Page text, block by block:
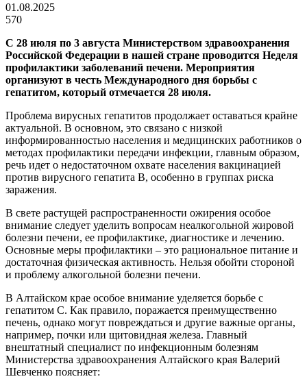
01.08.2025
570
С 28 июля по 3 августа Министерством здравоохранения
Российской Федерации в нашей стране проводится Неделя
профилактики заболеваний печени. Мероприятия
организуют в честь Международного дня борьбы с
гепатитом, который отмечается 28 июля.
Проблема вирусных гепатитов продолжает оставаться крайне
актуальной. В основном, это связано с низкой
информированностью населения и медицинских работников о
методах профилактики передачи инфекции, главным образом,
речь идет о недостаточном охвате населения вакцинацией
против вирусного гепатита В, особенно в группах риска
заражения.
В свете растущей распространенности ожирения особое
внимание следует уделить вопросам неалкогольной жировой
болезни печени, ее профилактике, диагностике и лечению.
Основные меры профилактики – это рациональное питание и
достаточная физическая активность. Нельзя обойти стороной
и проблему алкогольной болезни печени.
В Алтайском крае особое внимание уделяется борьбе с
гепатитом С. Как правило, поражается преимущественно
печень, однако могут повреждаться и другие важные органы,
например, почки или щитовидная железа. Главный
внештатный специалист по инфекционным болезням
Министерства здравоохранения Алтайского края Валерий
Шевченко поясняет: